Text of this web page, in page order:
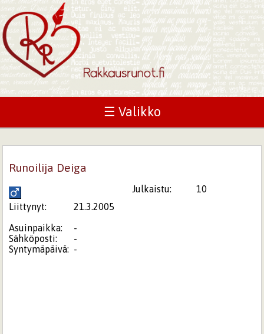
☰ Valikko
Runoilija Deiga
Julkaistu:
10
Liittynyt:
21.3.2005
Asuinpaikka:
-
Sähköposti:
-
Syntymäpäivä: -